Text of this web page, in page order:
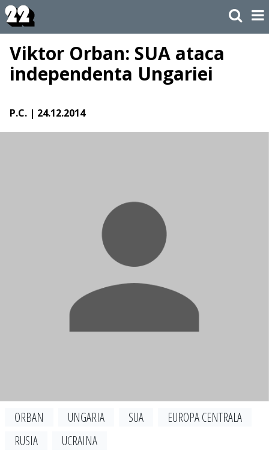
Viktor Orban: SUA ataca
independenta Ungariei
P.C. | 24.12.2014
ORBAN UNGARIA SUA
EUROPA CENTRALA
RUSIA
UCRAINA